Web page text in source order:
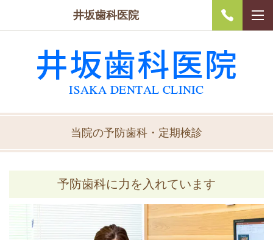
井坂歯科医院
当院の予防歯科・定期検診
予防歯科に力を入れています